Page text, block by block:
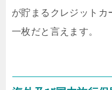
が貯まるクレジットカ
一枚だと言えます。